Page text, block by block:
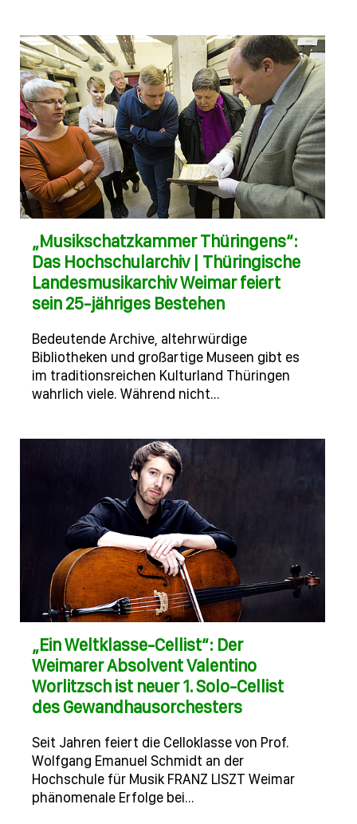
„Musikschatzkammer Thüringens“:
Das Hochschularchiv | Thüringische
Landesmusikarchiv Weimar feiert
sein 25-jähriges Bestehen
Bedeutende Archive, altehrwürdige
Bibliotheken und großartige Museen gibt es
im traditionsreichen Kulturland Thüringen
wahrlich viele. Während nicht…
„Ein Weltklasse-Cellist“: Der
Weimarer Absolvent Valentino
Worlitzsch ist neuer 1. Solo-Cellist
des Gewandhausorchesters
Seit Jahren feiert die Celloklasse von Prof.
Wolfgang Emanuel Schmidt an der
Hochschule für Musik FRANZ LISZT Weimar
phänomenale Erfolge bei…